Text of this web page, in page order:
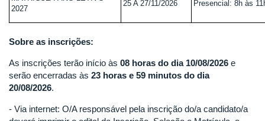
2027
25 A 27/11/2026 Presencial: 8h às
Sobre as inscrições:
As inscrições terão início às 08 horas do dia 10/08/2026 e
serão encerradas às 23 horas e 59 minutos do dia
20/08/2026.
- Via internet: O/A responsável pela inscrição do/a candidato/a